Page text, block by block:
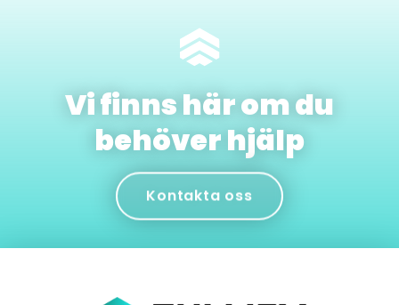
Vi finns här om du
behöver hjälp
Kontakta oss